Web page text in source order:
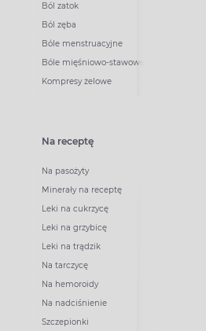
Ból zatok
Ból zęba
Bóle menstruacyjne
Bóle mięśniowo-stawowe
Kompresy żelowe
Na receptę
Na pasożyty
Minerały na receptę
Leki na cukrzycę
Leki na grzybicę
Leki na trądzik
Na tarczycę
Na hemoroidy
Na nadciśnienie
Szczepionki